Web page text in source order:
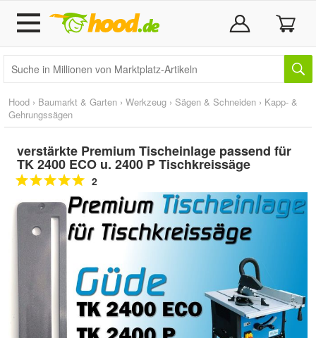
Hood › Baumarkt & Garten › Werkzeug › Sägen & Schneiden › Kapp- &
Gehrungssägen
verstärkte Premium Tischeinlage passend für
TK 2400 ECO u. 2400 P Tischkreissäge
2